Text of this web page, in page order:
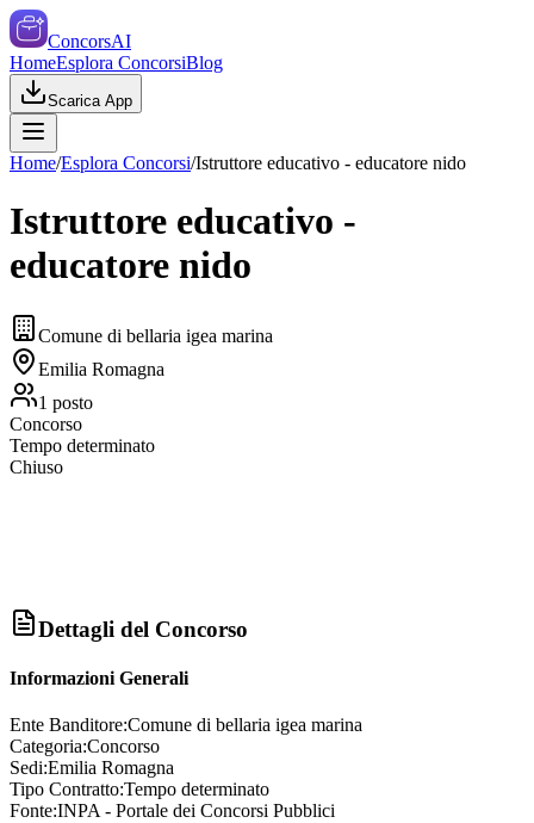
ConcorsAI
HomeEsplora ConcorsiBlog
Scarica App
Home/Esplora Concorsi/Istruttore educativo - educatore nido
Istruttore educativo -
educatore nido
Comune di bellaria igea marina
Emilia Romagna
1 posto
Concorso
Tempo determinato
Chiuso
Dettagli del Concorso
Informazioni Generali
Ente Banditore:Comune di bellaria igea marina
Categoria:Concorso
Sedi:Emilia Romagna
Tipo Contratto:Tempo determinato
Fonte:INPA - Portale dei Concorsi Pubblici